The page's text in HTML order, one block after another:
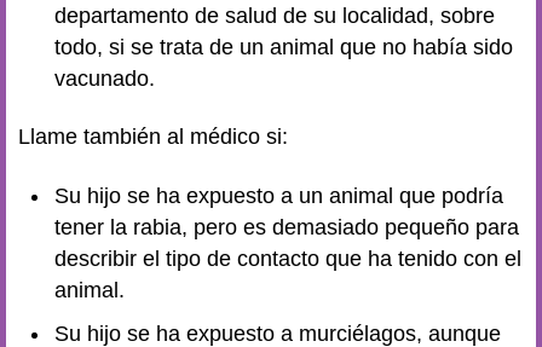
departamento de salud de su localidad, sobre
todo, si se trata de un animal que no había sido
vacunado.
Llame también al médico si:
Su hijo se ha expuesto a un animal que podría
tener la rabia, pero es demasiado pequeño para
describir el tipo de contacto que ha tenido con el
animal.
Su hijo se ha expuesto a murciélagos, aunque